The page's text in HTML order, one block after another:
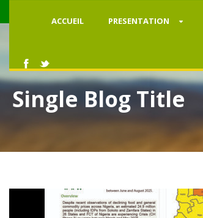
ACCUEIL PRESENTATION
Single Blog Title